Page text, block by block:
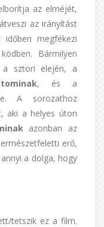
az elméjét,
átveszi az irányítást
időben megfékezi
Bármilyen
a sztori elején, a
, és a
A sorozathoz
aki a helyes úton
azonban az
erő,
a dolga, hogy
tetszik ez a film.